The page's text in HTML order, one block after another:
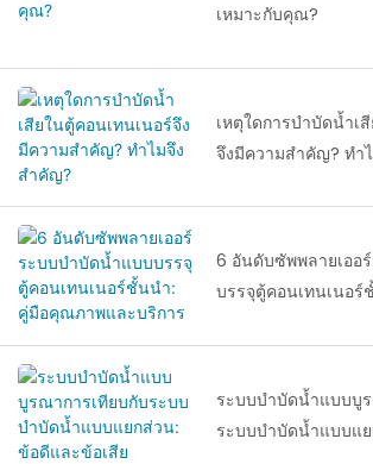
เหมาะกับคุณ?
เหตุใดการบำบัดน้ำเ
จึงมีความสำคัญ? ทำ
6 อันดับซัพพลายเออ
บรรจุตู้คอนเทนเนอ
ระบบบำบัดน้ำแบบบู
ระบบบำบัดน้ำแบบแ